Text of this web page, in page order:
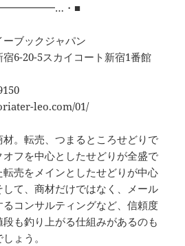
・■
ブックジャパン
6-20-5スカイコート新宿1番館
leo.com/01/
。転売、つまるところせどりで
フを中心としたせどりが全盛で
転売をメインとしたせどりが中心
て、商材だけではなく、メール
コンサルティングなど、信頼度
も釣り上がる仕組みがあるのも
ょう。